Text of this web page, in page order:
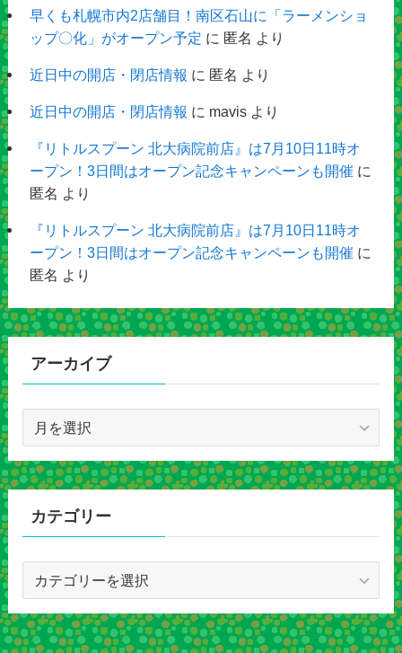
早くも札幌市内2店舗目！南区石山に「ラーメンショ
ップ〇化」がオープン予定 に 匿名 より
近日中の開店・閉店情報 に 匿名 より
近日中の開店・閉店情報 に mavisより
『リトルスプーン 北大病院前店』は7月10日11時オ
ープン！3日間はオープン記念キャンペーンも開催 に
匿名 より
『リトルスプーン 北大病院前店』は7月10日11時オ
ープン！3日間はオープン記念キャンペーンも開催 に
匿名 より
アーカイブ
カ
イ
カテゴリー
ゴ
リ